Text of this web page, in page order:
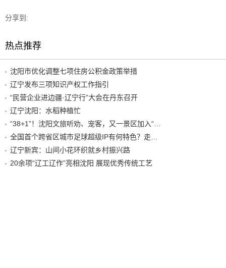
分享到:
热点推荐
沈阳市优化调整七项住房公积金政策举措
辽宁发布三项知识产权工作指引
“民营企业进边疆·辽宁行”大会在丹东召开
辽宁沈阳：水稻种植忙
辽宁新宾：山间小花环织就乡村振兴路
20余项“辽工辽作”亮相沈阳 展现优秀传统工艺